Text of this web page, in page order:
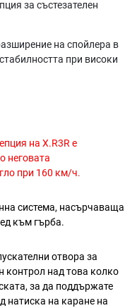
за състезателен
на спойлера в
при високи
на X.R3R е
неговата
при 160 км/ч.
система, насърчаваща
към гърба.
отвора за
контрол над това колко
за да поддържате
натиска на каране на